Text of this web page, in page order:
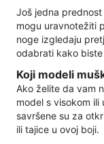
Još jedna
mogu uravnotežiti
noge izgledaju
odabrati kako
Koji modeli
Ako želite da vam
model s visokom ili
savršene su za
ili tajice u ovoj boji.